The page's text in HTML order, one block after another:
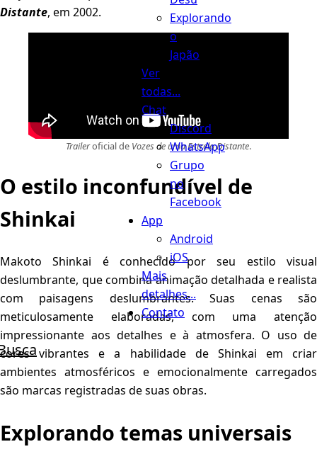
Explorando
o
Japão
Ver
todas...
Chat
Discord
WhatsApp
Grupo
no
Facebook
App
Android
iOS
Mais
detalhes...
Contato
Distante, em 2002.
Traileroficial de Vozes de uma Estrela Distante.
O estilo inconfundível de
Shinkai
Makoto Shinkai é conhecido por seu estilo visual
deslumbrante, que combina animação detalhada e realista
com paisagens deslumbrantes. Suas cenas são
meticulosamente elaboradas, com uma atenção
impressionante aos detalhes e à atmosfera. O uso de
cores vibrantes e a habilidade de Shinkai em criar
ambientes atmosféricos e emocionalmente carregados
são marcas registradas de suas obras.
Explorando temas universais